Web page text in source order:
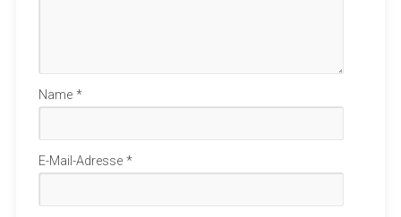
Name *
E-Mail-Adresse *